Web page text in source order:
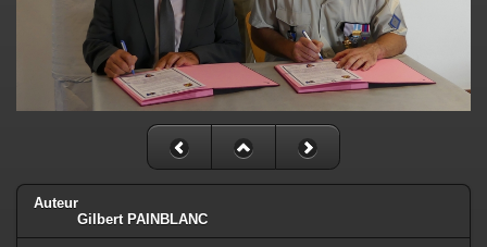
Auteur
Gilbert PAINBLANC